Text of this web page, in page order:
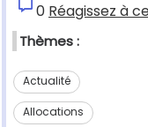
0 Réagissez à
Thèmes :
Actualité
Allocations